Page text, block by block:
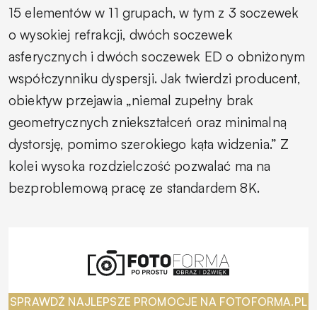
15 elementów w 11 grupach, w tym z 3 soczewek
o wysokiej refrakcji, dwóch soczewek
asferycznych i dwóch soczewek ED o obniżonym
współczynniku dyspersji. Jak twierdzi producent,
obiektyw przejawia „niemal zupełny brak
geometrycznych zniekształceń oraz minimalną
dystorsję, pomimo szerokiego kąta widzenia.” Z
kolei wysoka rozdzielczość pozwalać ma na
bezproblemową pracę ze standardem 8K.
SPRAWDŹ NAJLEPSZE PROMOCJE NA FOTOFORMA.PL